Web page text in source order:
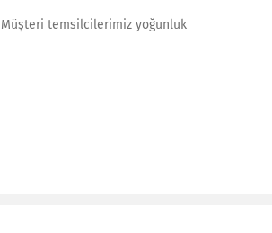
temsilcilerimiz yoğunluk